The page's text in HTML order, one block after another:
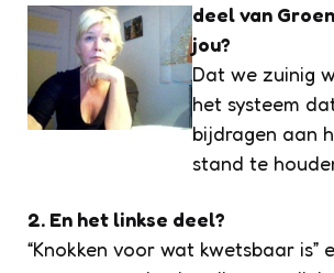
deel van
jou?
Dat we zuinig
het systeem
bijdragen aan
stand te
2. En het linkse deel?
“Knokken voor wat kwetsbaar is”